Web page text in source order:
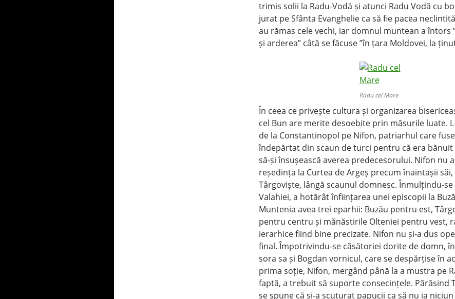
trimis solii la Radu-Vodă și atunci Radu Vodă cu
jurat pe Sfânta Evanghelie ca să fie pacea
au rămas cele vechi, iar domnul muntean a întors
și arderea” câtă se făcuse ”în țara Moldovei, la
Radu cel Mare
În ceea ce privește cultura și organizarea
cel Bun are merite desoebite prin măsurile luate.
de la Constantinopol pe Nifon, patriarhul care
îndepărtat din scaun de turci pentru că era
să-și însușească averea predecesorului. Nifon nu
reședința la Curtea de Argeș precum înaintașii săi,
Târgoviște, lângă scaunul domnesc. Înmulțindu-
Valahiei, a hotărât înființarea unei episcopii la
Muntenia avea trei eparhii: Buzău pentru est,
pentru centru și mănăstirile Olteniei pentru vest,
ierarhice fiind bine precizate. Nifon nu și-a dus
final. Împotrivindu-se căsătoriei dorite de domn,
sora sa și Bogdan vornicul, care se despărțise în
prima soție, Nifon, mergând până la a mustra pe
faptă, a trebuit să suporte consecințele. Părăsind
se spune că și-a scuturat papucii ca să nu ia